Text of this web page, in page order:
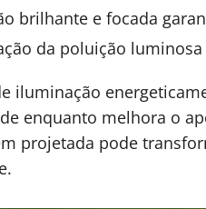
brilhante e focada
da poluição
iluminação
enquanto melhora o
projetada pode